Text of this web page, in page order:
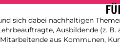
sich dabei nachhaltigen
Ausbildende (z.
aus Kommunen,